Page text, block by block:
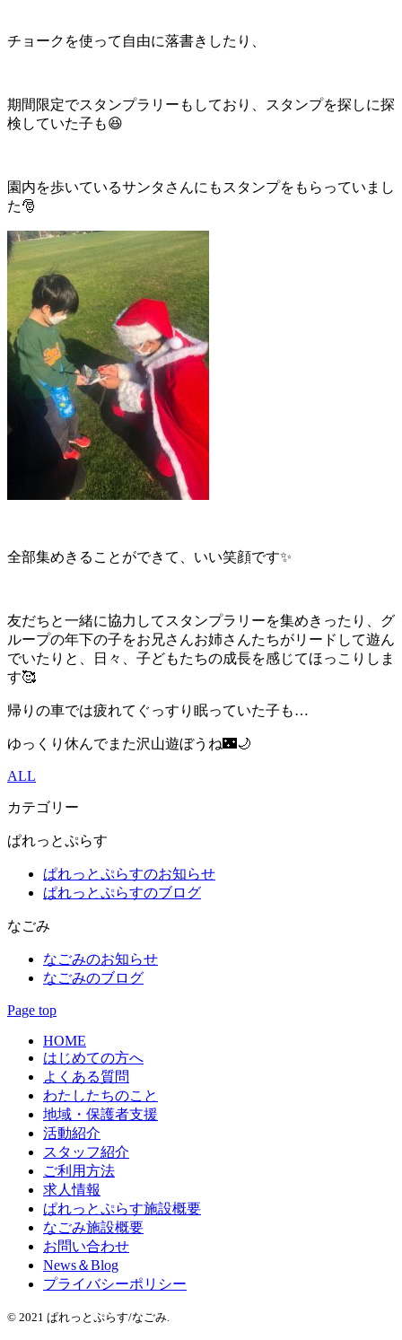
チョークを使って自由に落書きしたり、
期間限定でスタンプラリーもしており、スタンプを探しに探
検していた子も😆
園内を歩いているサンタさんにもスタンプをもらっていまし
た🎅
全部集めきることができて、いい笑顔です✨
友だちと一緒に協力してスタンプラリーを集めきったり、グ
ループの年下の子をお兄さんお姉さんたちがリードして遊ん
でいたりと、日々、子どもたちの成長を感じてほっこりしま
す🥰
帰りの車では疲れてぐっすり眠っていた子も…
ゆっくり休んでまた沢山遊ぼうね🌃🌙
ALL
カテゴリー
ぱれっとぷらす
ぱれっとぷらすのお知らせ
ぱれっとぷらすのブログ
なごみ
なごみのお知らせ
なごみのブログ
Page top
HOME
はじめての方へ
よくある質問
わたしたちのこと
地域・保護者支援
活動紹介
スタッフ紹介
ご利用方法
求人情報
ぱれっとぷらす施設概要
なごみ施設概要
お問い合わせ
News＆Blog
プライバシーポリシー
© 2021 ぱれっとぷらす/なごみ.